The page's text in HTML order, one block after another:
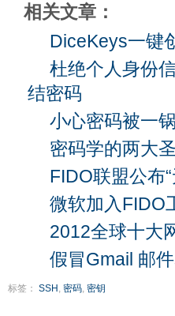
相关文章：
DiceKeys一键
杜绝个人身份
结密码
小心密码被一
密码学的两大
FIDO联盟公布
微软加入FIDO
2012全球十大
假冒Gmail 邮
标签： SSH , 密码, 密钥